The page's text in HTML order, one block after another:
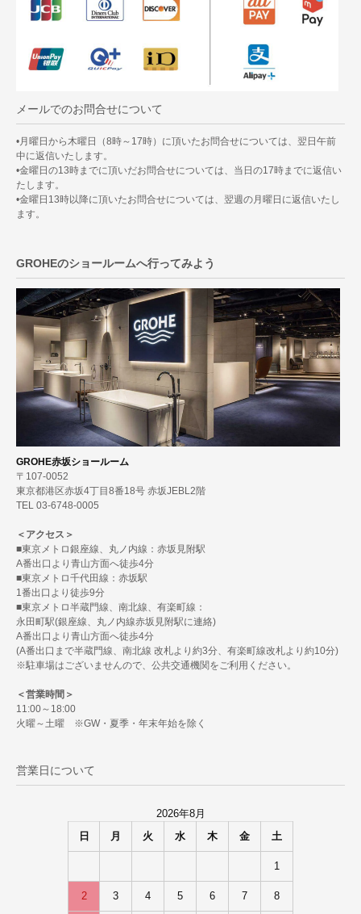
メールでのお問合せについて
•月曜日から木曜日（8時～17時）に頂いたお問合せについては、翌日午前
中に返信いたします。
•金曜日の13時までに頂いだお問合せについては、当日の17時までに返信い
たします。
•金曜日13時以降に頂いたお問合せについては、翌週の月曜日に返信いたし
ます。
GROHEのショールームへ行ってみよう
GROHE赤坂ショールーム
〒107-0052
東京都港区赤坂4丁目8番18号 赤坂JEBL2階
TEL 03-6748-0005
＜アクセス＞
■東京メトロ銀座線、丸ノ内線：赤坂見附駅
A番出口より青山方面へ徒歩4分
■東京メトロ千代田線：赤坂駅
1番出口より徒歩9分
■東京メトロ半蔵門線、南北線、有楽町線：
永田町駅(銀座線、丸ノ内線赤坂見附駅に連絡)
A番出口より青山方面へ徒歩4分
(A番出口まで半蔵門線、南北線 改札より約3分、有楽町線改札より約10分)
※駐車場はございませんので、公共交通機関をご利用ください。
＜営業時間＞
11:00～18:00
火曜～土曜 ※GW・夏季・年末年始を除く
営業日について
2026年8月
日
月 火 水 木 金 土
1
2 3 4 5 6 7 8